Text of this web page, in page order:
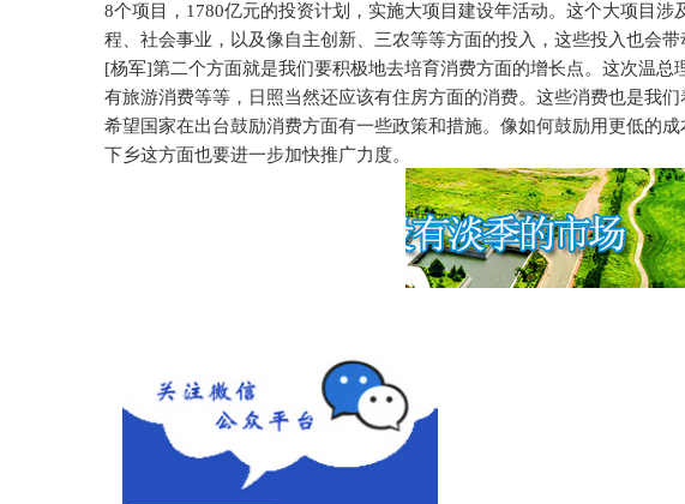
8个项目， 1780亿元的投资计划，实施大项目建设年活动。这个大项目
程、社会事业，以及像自主创新、三农等等方面的投入，这些投入也会带
[杨军]第二个方面就是我们要积极地去培育消费方面的增长点。这次温
有旅游消费等等，日照当然还应该有住房方面的消费。这些消费也是我
希望国家在出台鼓励消费方面有一些政策和措施。像如何鼓励用更低的
下乡这方面也要进一步加快推广力度。